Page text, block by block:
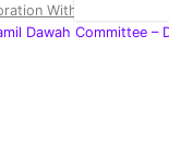
With
Dawah Committee –